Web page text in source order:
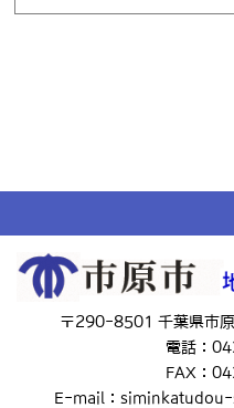
〒290-8501 千葉県市
電話：
FAX：
E-mail：